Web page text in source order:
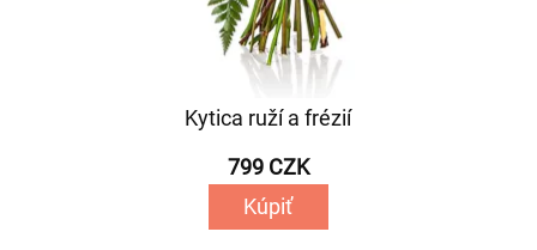
Kytica ruží a frézií
799 CZK
Kúpiť